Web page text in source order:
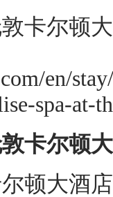
尔顿大
en/
spa-at-
卡尔顿
大酒店